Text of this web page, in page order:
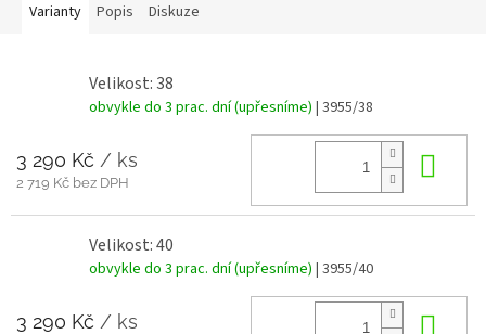
Varianty Popis Diskuze
Velikost: 38
obvykle do 3 prac. dní (upřesníme) | 3955/38
3 290 Kč / ks
2 719 Kč bez DPH
Velikost: 40
obvykle do 3 prac. dní (upřesníme) | 3955/40
3 290 Kč / ks